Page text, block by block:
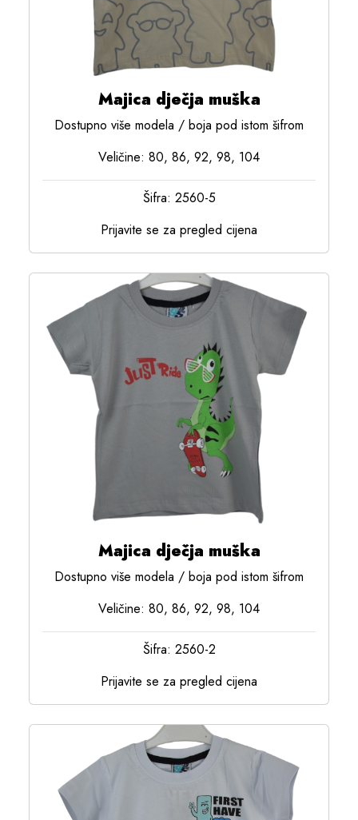
Majica dječja muška
Dostupno više modela / boja pod istom šifrom
Veličine: 80, 86, 92, 98, 104
Šifra: 2560-5
Prijavite se za pregled cijena
Majica dječja muška
Dostupno više modela / boja pod istom šifrom
Veličine: 80, 86, 92, 98, 104
Šifra: 2560-2
Prijavite se za pregled cijena